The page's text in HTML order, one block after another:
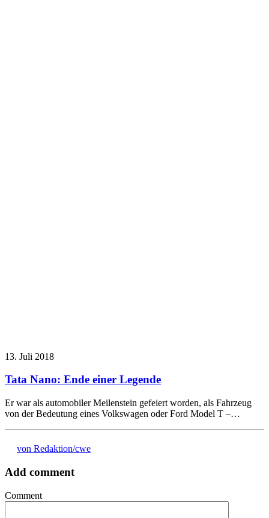
13. Juli 2018
Tata Nano: Ende einer Legende
Er war als automobiler Meilenstein gefeiert worden, als Fahrzeug
von der Bedeutung eines Volkswagen oder Ford Model T –…
von Redaktion/cwe
Add comment
Comment